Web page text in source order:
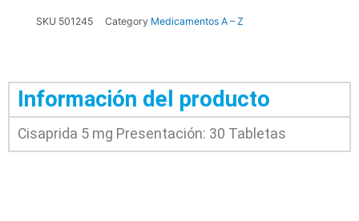
SKU 501245 Category Medicamentos A – Z
Información del producto
Cisaprida 5 mg Presentación: 30 Tabletas